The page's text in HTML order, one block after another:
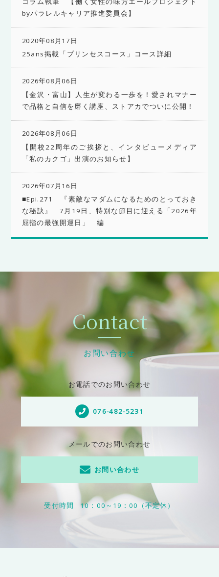
byパラレルキャリア推進委員会】
2020年08月17日
25ans掲載「プリンセスコース」コース詳細
2026年08月06日
【金沢・富山】人生が変わる一歩を！愛されマナー
で品格と自信を磨く講座、ストアカでついに公開！
2026年08月06日
【開校22周年のご挨拶と、インタビューメディア
「私のカクゴ」出演のお知らせ】
2026年07月16日
■Epi.271 『素敵なマダムになるためのとっておき
な秘訣』 7月19日、特別な節目に迎える「2026年
屈指の最強開運日」 編
Contact
お問い合わせ
お電話でのお問い合わせ
076-482-5231
メールでのお問い合わせ
お問い合わせ
受付時間 10：00～19：00（不定休）